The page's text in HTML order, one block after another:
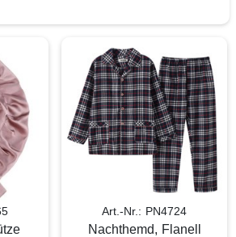
Art.-Nr.: PN4724
Nachthemd, Flanell